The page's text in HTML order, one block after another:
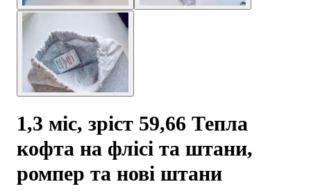
1,3 міс, зріст 59,66 Тепла
кофта на флісі та штани,
ромпер та нові штани